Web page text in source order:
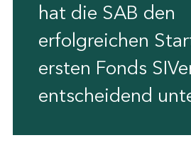
hat die SAB den
erfolgreichen
ersten Fonds
entscheidend